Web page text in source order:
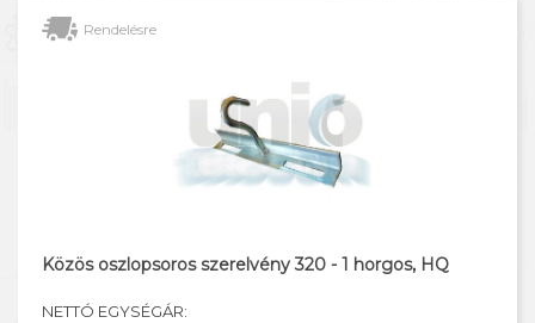
Rendelésre
Közös oszlopsoros szerelvény 320 - 1 horgos, HQ
NETTÓ EGYSÉGÁR: